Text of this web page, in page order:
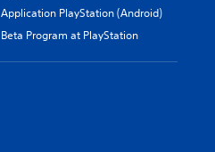
Application PlayStation (Android)
Beta Program at PlayStation